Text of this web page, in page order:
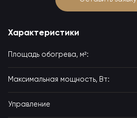
Характеристики
Площадь обогрева, м²:
Максимальная мощность, Вт:
Управление